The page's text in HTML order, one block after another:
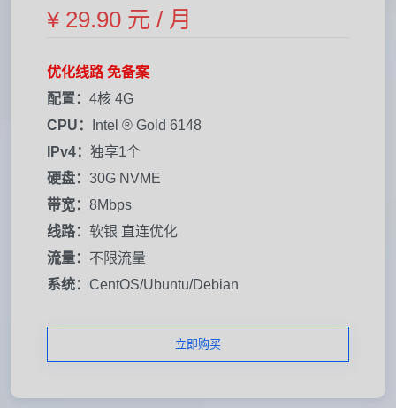
¥ 29.90 元 / 月
优化线路 免备案
配置： 4核 4G
CPU：
Intel ® Gold 6148
IPv4： 独享1个
硬盘： 30G NVME
带宽： 8Mbps
线路： 软银 直连优化
流量： 不限流量
系统： CentOS/Ubuntu/Debian
立即购买